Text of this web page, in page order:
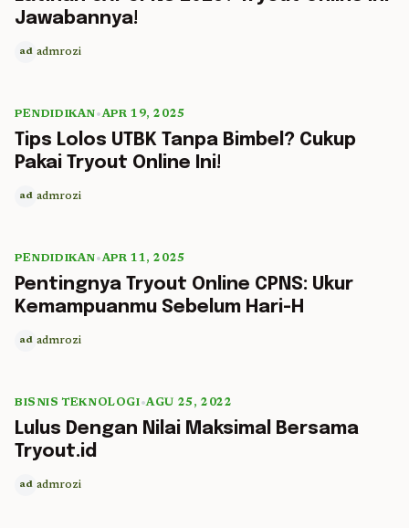
Jawabannya!
ad admrozi
5 min read
PENDIDIKAN•APR 19, 2025
Tips Lolos UTBK Tanpa Bimbel? Cukup
Pakai Tryout Online Ini!
ad admrozi
5 min read
PENDIDIKAN•APR 11, 2025
Pentingnya Tryout Online CPNS: Ukur
Kemampuanmu Sebelum Hari-H
ad admrozi
BISNIS TEKNOLOGI•AGU 25, 2022
Lulus Dengan Nilai Maksimal Bersama
Tryout.id
ad admrozi